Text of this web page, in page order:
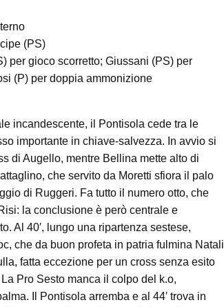
(PS)
per gioco scorretto; Giussani (PS) per
(P) per doppia ammonizione
incandescente, il Pontisola cede tra le
importante in chiave-salvezza. In avvio si
di Augello, mentre Bellina mette alto di
che servito da Moretti sfiora il palo
di Ruggeri. Fa tutto il numero otto, che
la conclusione è però centrale e
Al 40′, lungo una ripartenza sestese,
che da buon profeta in patria fulmina Natali
fatta eccezione per un cross senza esito
Pro Sesto manca il colpo del k.o,
Il Pontisola arremba e al 44′ trova in